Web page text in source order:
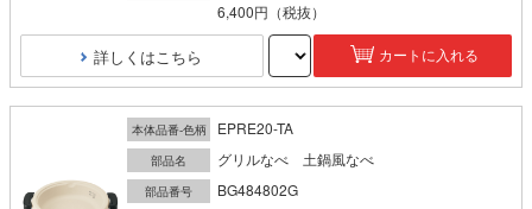
6,400円 （税抜）
詳しくはこちら カートに入れる
本体品番-色柄 EPRE20-TA
部品名 グリルなべ 土鍋風なべ
部品番号 BG484802G